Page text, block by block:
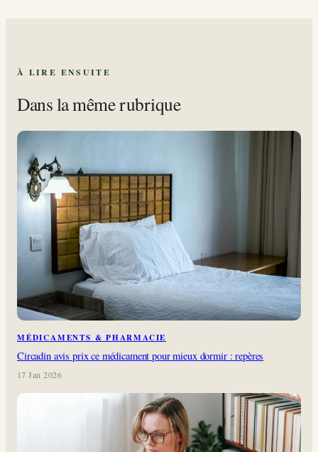
À LIRE ENSUITE
Dans la même rubrique
MÉDICAMENTS & PHARMACIE
Circadin avis prix ce médicament pour mieux dormir : repères
17 Jan 2026